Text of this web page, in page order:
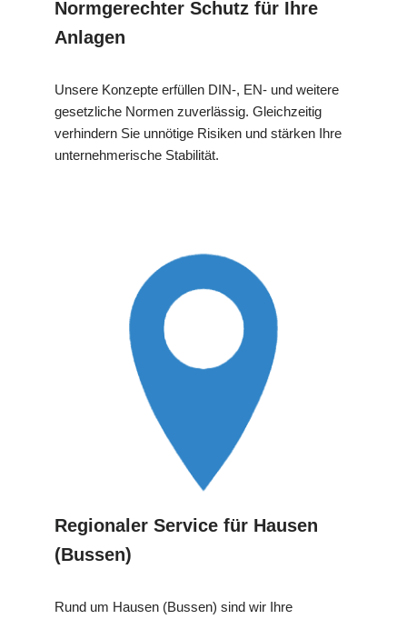
Normgerechter Schutz für Ihre
Anlagen
Unsere Konzepte erfüllen DIN-, EN- und weitere
gesetzliche Normen zuverlässig. Gleichzeitig
verhindern Sie unnötige Risiken und stärken Ihre
unternehmerische Stabilität.
Regionaler Service für Hausen
(Bussen)
Rund um Hausen (Bussen) sind wir Ihre